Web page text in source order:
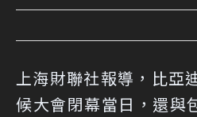
上海財聯社報導，比亞
候大會閉幕當日，還與